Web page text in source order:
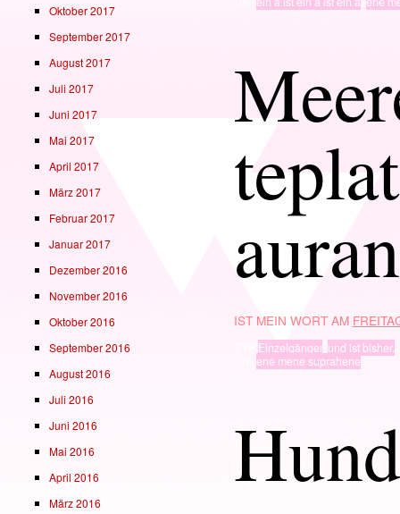
IST MEIN WORT AM
Einzelgänger, und ist bisher.
ene mene suprahene
Oktober 2017
September 2017
August 2017
Juli 2017
Juni 2017
Mai 2017
April 2017
März 2017
Februar 2017
Januar 2017
Dezember 2016
November 2016
Oktober 2016
September 2016
August 2016
Juli 2016
Juni 2016
Mai 2016
April 2016
März 2016